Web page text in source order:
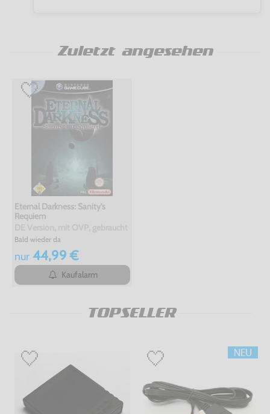
Zuletzt angesehen
Eternal Darkness: Sanity's
Requiem
Bald wieder da
nur44,99 €
Kaufalarm
TOPSELLER